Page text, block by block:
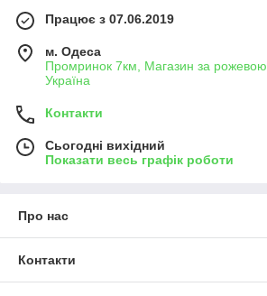
Працює з 07.06.2019
м. Одеса
Промринок 7км, Магазин за
Україна
Контакти
Сьогодні вихідний
Показати весь графік роботи
Про нас
Контакти